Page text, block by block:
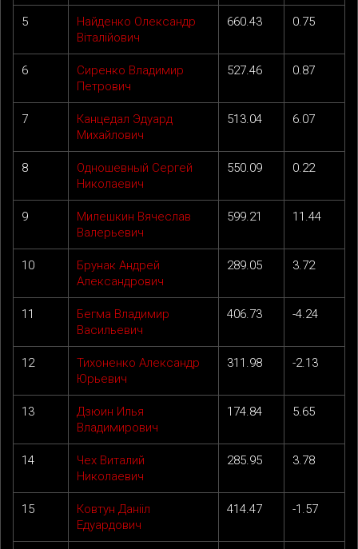
5
Найденко Олександр
Віталійович
660.43 0.75
6
Сиренко Владимир
Петрович
527.46 0.87
7
Канцедал Эдуард
Михайлович
513.04 6.07
8
Одношевный Сергей
Николаевич
550.09 0.22
9
Милешкин Вячеслав
Валерьевич
599.21 11.44
10
Брунак Андрей
Александрович
289.05 3.72
11
Бегма Владимир
Васильевич
406.73 -4.24
12
Тихоненко Александр
Юрьевич
311.98 -2.13
13
Дзюин Илья
Владимирович
174.84 5.65
14
Чех Виталий
Николаевич
285.95 3.78
15
Ковтун Данііл
Едуардович
414.47 -1.57